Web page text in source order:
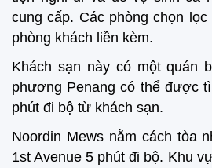
cung cấp. Các phòng chọn
phòng khách liền kèm.
Khách sạn này có một quán
phương Penang có thể được
phút đi bộ từ khách sạn.
Noordin Mews nằm cách tòa
1st Avenue 5 phút đi bộ. Khu